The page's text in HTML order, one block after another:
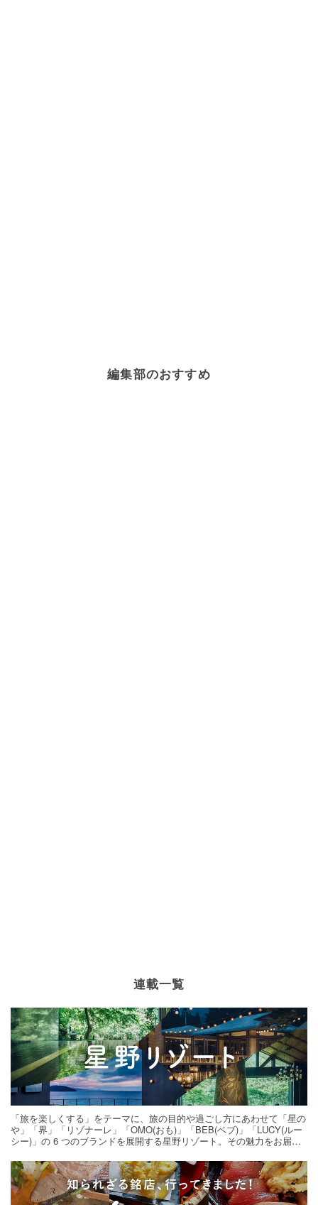
編集部のおすすめ
連載一覧
「旅を楽しくする」をテーマに、旅の目的や過ごし方にあわせて「星の
や」「界」「リゾナーレ」「OMO(おも)」「BEB(ベブ)」「LUCY(ルー
シー)」の 6 つのブランドを展開する星野リゾート。その魅力をお届け